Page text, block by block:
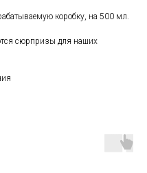
коробку, на 500 мл.
сюрпризы для наших